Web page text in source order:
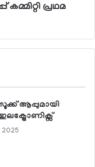
പ്രഥമ
ആപ്പുമായി
2025